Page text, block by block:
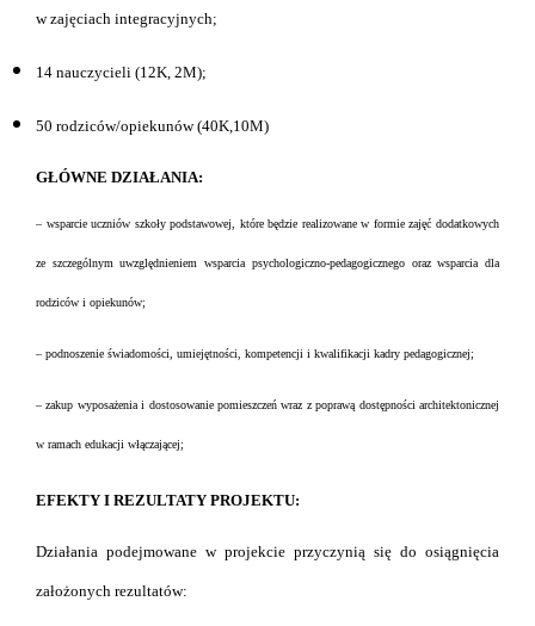
w zajęciach integracyjnych;
14 nauczycieli (12K, 2M);
50 rodziców/opiekunów (40K,10M)
GŁÓWNE DZIAŁANIA:
– wsparcie uczniów szkoły podstawowej, które będzie realizowane w formie zajęć dodatkowych
ze szczególnym uwzględnieniem wsparcia psychologiczno-pedagogicznego oraz wsparcia dla
rodziców i opiekunów;
– podnoszenie świadomości, umiejętności, kompetencji i kwalifikacji kadry pedagogicznej;
– zakup wyposażenia i dostosowanie pomieszczeń wraz z poprawą dostępności architektonicznej
w ramach edukacji włączającej;
EFEKTY I REZULTATY PROJEKTU:
Działania podejmowane w projekcie przyczynią się do osiągnięcia
założonych rezultatów: